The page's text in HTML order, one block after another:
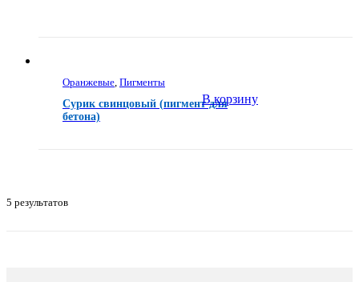
Оранжевые, Пигменты
Сурик свинцовый (пигмент для
бетона)
В корзину
5 результатов